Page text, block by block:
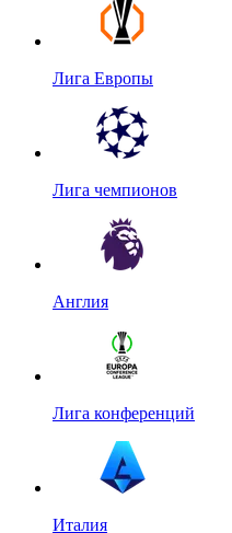
Лига Европы
Лига чемпионов
Англия
Лига конференций
Италия